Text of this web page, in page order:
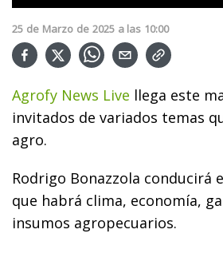
25 de Marzo de 2025 a las 10:00
Agrofy News Live llega este
invitados de variados temas
agro.
Rodrigo Bonazzola conducirá
que habrá clima, economía,
insumos agropecuarios.